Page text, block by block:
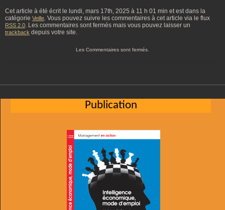
Cet article à été écrit le lundi, mars 17th, 2025 à 11 h 01 min et est dans la
catégorie Veille. Vous pouvez suivre les commentaires à cet article via le flux
RSS 2.0. Les commentaires sont fermés mais vous pouvez laisser un
trackback depuis votre site.
Les Commentaires sont fermés.
Publication